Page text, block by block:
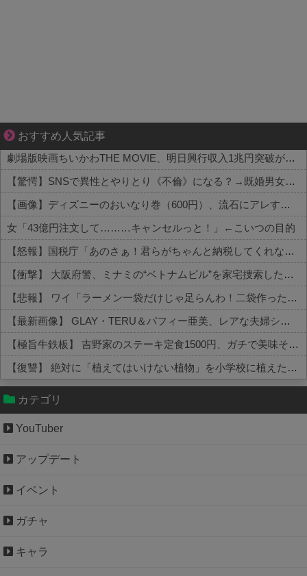
おすすめ人気記事
1420gの娘がくれた“生きる力”。
劇場版映画ちいかわTHE MOVIE、明日興行収入1兆円突破が確実にｗｗｗｗｗｗｗｗｗｗｗｗｗ
【驚愕】SNSで異性とやりとり《不倫》になる？→既婚男女の約7割がまさかの『こう』回答してしまうw w w w w w w w
【画像】ディズニーのおいなり巻（600円）、流石にアレすぎて賛否両論の大炎上をしてしまうw w w w w w w
女「43億円注文して………キャンセルっと！」←こいつの目的
【怒報】国税庁「あのさぁ！君らがちゃんと納税してくれないとこうなっちゃうけどどうする？！」←これw w w w w w w w
【衝撃】 大阪府警、ミナミの“ベトナムビル”を家宅捜索した結果・・・・・・
【悲報】 ワイ「ラーメン一袋だけじゃ足らんわ！二袋作ったろ！」→結果ｗｗｗ
【最新画像】 GLAY・TERU＆パフィー亜美、レアな夫婦ショットを公開してしまう！
【極旨牛鉄板】 吉野家のステーキ定食1500円、ガチで美味そうｗｗｗ
【復讐】 絶対に「植えてはいけない植物」を小学校に植えた→20年経って見に行くと…「！？」衝撃の光景が・・・
Powered by livedoor 相互RSS
カテゴリ
YouTuber
アップデート
イベント
ガチャ
キャラ